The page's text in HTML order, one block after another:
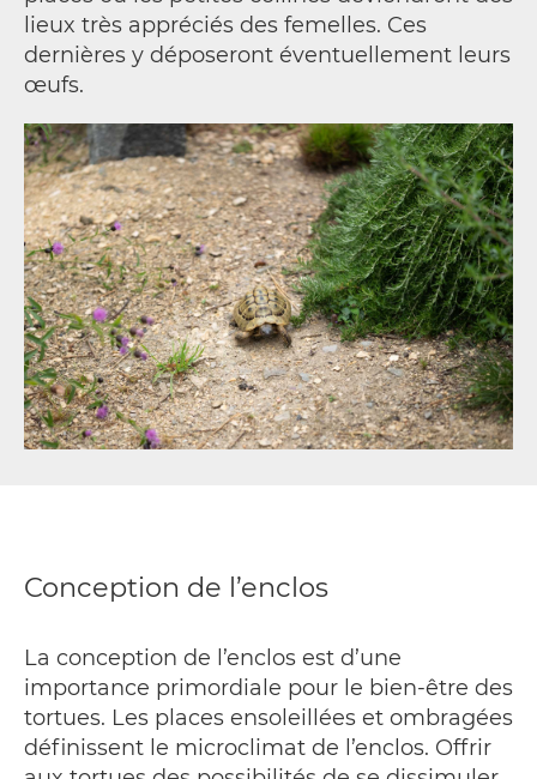
lieux très appréciés des femelles. Ces
dernières y déposeront éventuellement leurs
œufs.
Conception de l’enclos
La conception de l’enclos est d’une
importance primordiale pour le bien-être des
tortues. Les places ensoleillées et ombragées
définissent le microclimat de l’enclos. Offrir